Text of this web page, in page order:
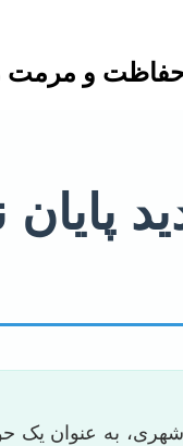
مرمت میراث
به عنوان یک